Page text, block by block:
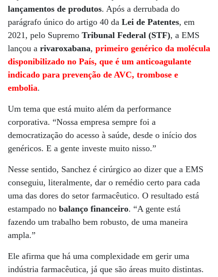
lançamentos de produtos. Após a derrubada do
parágrafo único do artigo 40 da Lei de Patentes, em
2021, pelo Supremo Tribunal Federal (STF), a EMS
lançou a rivaroxabana, primeiro genérico da molécula
disponibilizado no País, que é um anticoagulante
indicado para prevenção de AVC, trombose e
embolia.
Um tema que está muito além da performance
corporativa. “Nossa empresa sempre foi a
democratização do acesso à saúde, desde o início dos
genéricos. E a gente investe muito nisso.”
Nesse sentido, Sanchez é cirúrgico ao dizer que a EMS
conseguiu, literalmente, dar o remédio certo para cada
uma das dores do setor farmacêutico. O resultado está
estampado no balanço financeiro. “A gente está
fazendo um trabalho bem robusto, de uma maneira
ampla.”
Ele afirma que há uma complexidade em gerir uma
indústria farmacêutica, já que são áreas muito distintas.